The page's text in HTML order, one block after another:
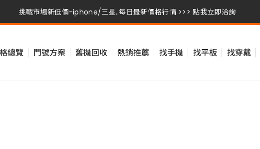
挑戰市場新低價-iphone/三星..每日最新價格行情 >>> 點我立即洽詢
挑戰市場新低價-iphone/三星..每日最新價格行情 >>> 點我立即洽詢
總覽 門號方案 舊機回收 熱銷推薦 找手機 找平板 找穿戴